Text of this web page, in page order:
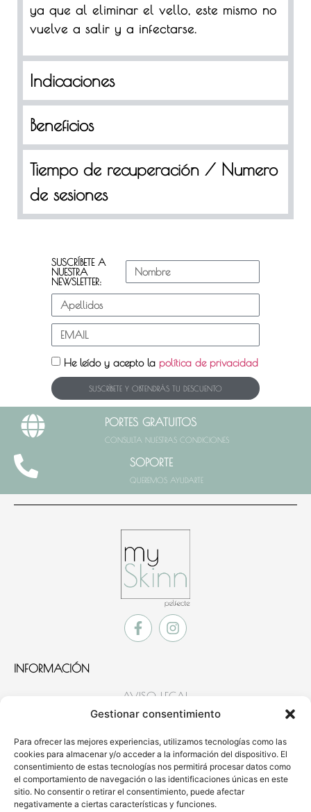
Gestionar consentimiento
Para ofrecer las mejores experiencias, utilizamos tecnologías como las
cookies para almacenar y/o acceder a la información del dispositivo. El
consentimiento de estas tecnologías nos permitirá procesar datos como
el comportamiento de navegación o las identificaciones únicas en este
sitio. No consentir o retirar el consentimiento, puede afectar
negativamente a ciertas características y funciones.
ya que al eliminar el vello, este mismo no
vuelve a salir y a infectarse.
Indicaciones
Beneficios
Tiempo de recuperación / Numero
de sesiones
SUSCRÍBETE A
NUESTRA
NEWSLETTER:
He leído y acepto la política de privacidad
SUSCRÍBETE Y OBTENDRÁS TU DESCUENTO
PORTES GRATUITOS
CONSULTA NUESTRAS CONDICIONES
SOPORTE
QUEREMOS AYUDARTE
INFORMACIÓN
AVISO LEGAL
POLÍTICA DE COOKIES
CONTACTO
MÓVIL: 654 922 635